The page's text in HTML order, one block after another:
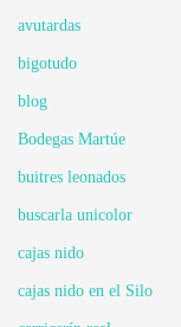
avutardas
bigotudo
blog
Bodegas Martúe
buitres leonados
buscarla unicolor
cajas nido
cajas nido en el Silo